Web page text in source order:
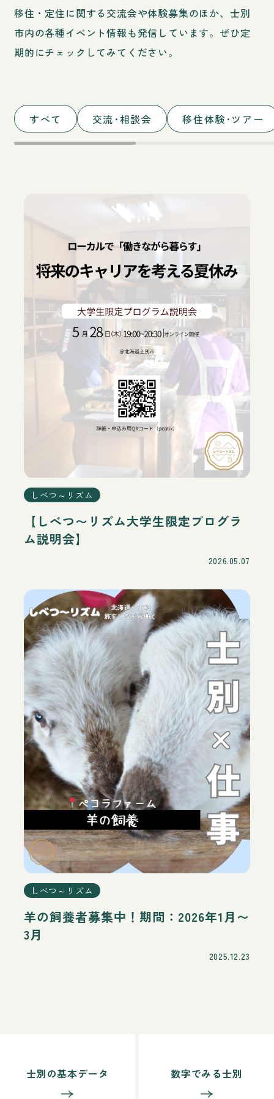
移住・定住に関する交流会や体験募集のほか、士別
市内の各種イベント情報も発信しています。 ぜひ定
期的にチェックしてみてください。
すべて 交流･相談会 移住体験･ツアー
しべつ～リズム
【しべつ〜リズム大学生限定プログラ
ム説明会】
2026.05.07
しべつ～リズム
羊の飼養者募集中！期間：2026年1月〜
3月
2025.12.23
士別の基本データ 数字でみる士別